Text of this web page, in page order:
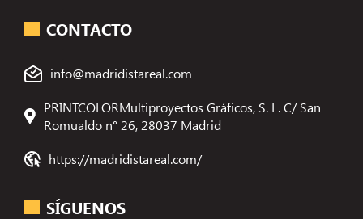
CONTACTO
info@madridistareal.com
PRINTCOLORMultiproyectos Gráficos, S. L. C/ San
Romualdo n° 26, 28037 Madrid
https://madridistareal.com/
SÍGUENOS